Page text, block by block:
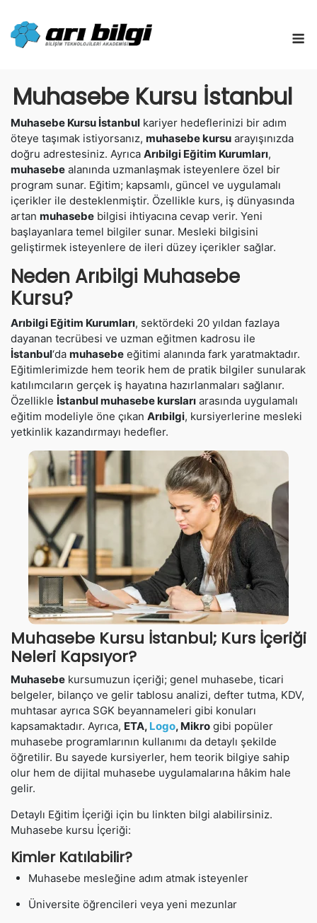
content
Muhasebe Kursu İstanbul
Muhasebe Kursu İstanbul kariyer hedeflerinizi bir adım
öteye taşımak istiyorsanız, muhasebe kursu arayışınızda
doğru adrestesiniz. Ayrıca Arıbilgi Eğitim Kurumları,
muhasebe alanında uzmanlaşmak isteyenlere özel bir
program sunar. Eğitim; kapsamlı, güncel ve uygulamalı
içerikler ile desteklenmiştir. Özellikle kurs, iş dünyasında
artan muhasebe bilgisi ihtiyacına cevap verir. Yeni
başlayanlara temel bilgiler sunar. Mesleki bilgisini
geliştirmek isteyenlere de ileri düzey içerikler sağlar.
Neden Arıbilgi Muhasebe
Kursu?
Arıbilgi Eğitim Kurumları, sektördeki 20 yıldan fazlaya
dayanan tecrübesi ve uzman eğitmen kadrosu ile
İstanbul‘da muhasebe eğitimi alanında fark yaratmaktadır.
Eğitimlerimizde hem teorik hem de pratik bilgiler sunularak
katılımcıların gerçek iş hayatına hazırlanmaları sağlanır.
Özellikle İstanbul muhasebe kursları arasında uygulamalı
eğitim modeliyle öne çıkan Arıbilgi, kursiyerlerine mesleki
yetkinlik kazandırmayı hedefler.
Muhasebe Kursu İstanbul; Kurs İçeriği
Neleri Kapsıyor?
Muhasebe kursumuzun içeriği; genel muhasebe, ticari
belgeler, bilanço ve gelir tablosu analizi, defter tutma, KDV,
muhtasar ayrıca SGK beyannameleri gibi konuları
kapsamaktadır. Ayrıca, ETA, Logo, Mikro gibi popüler
muhasebe programlarının kullanımı da detaylı şekilde
öğretilir. Bu sayede kursiyerler, hem teorik bilgiye sahip
olur hem de dijital muhasebe uygulamalarına hâkim hale
gelir.
Detaylı Eğitim İçeriği için bu linkten bilgi alabilirsiniz.
Muhasebe kursu İçeriği:
Kimler Katılabilir?
Muhasebe mesleğine adım atmak isteyenler
Üniversite öğrencileri veya yeni mezunlar